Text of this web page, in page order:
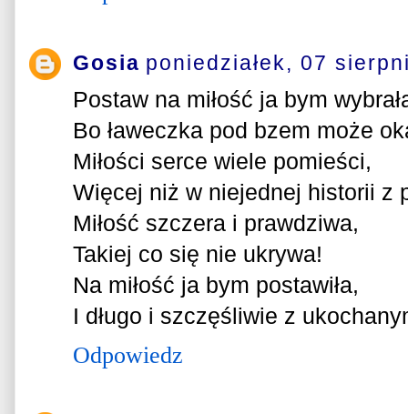
Gosia poniedziałek, 07
Postaw na miłość ja bym
Bo ławeczka pod bzem może
Miłości serce wiele pomieści,
Więcej niż w niejednej historii z
Miłość szczera i prawdziwa,
Takiej co się nie ukrywa!
Na miłość ja bym postawiła,
I długo i szczęśliwie z
Odpowiedz